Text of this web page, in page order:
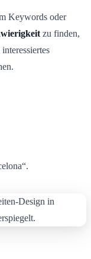
Keywords oder
zu finden,